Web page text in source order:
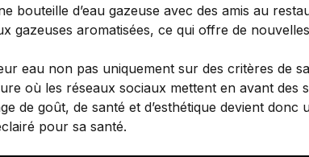
bouteille d’eau gazeuse avec des amis au
gazeuses aromatisées, ce qui offre de
eau non pas uniquement sur des critères de
où les réseaux sociaux mettent en avant des
de goût, de santé et d’esthétique devient
pour sa santé.